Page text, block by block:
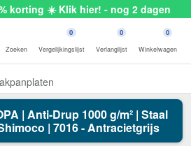
korting ☀️ Klik hier! - nog 2 dagen
Zoeken
0
Vergelijkingslijst
0
Verlanglijst
0
Winkelwagen
| Anti-Drup 1000 g/m² | Staal
| 7016 - Antracietgrijs